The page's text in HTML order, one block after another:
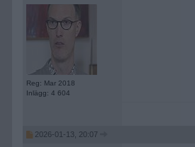
Reg: Mar 2018
Inlägg: 4 604
2026-01-13, 20:07